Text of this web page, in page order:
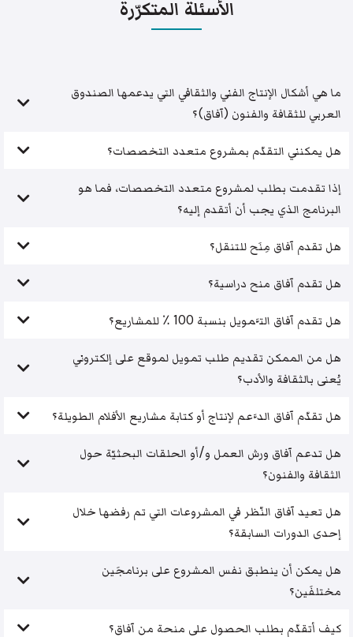
الأسئلة المتكرّرة
ما هي أشكال الإنتاج الفني والثقافي التي يدعمها الصندوق
العربي للثقافة والفنون (آفاق)؟
هل يمكنني التقدّم بمشروع متعدد التخصصات؟
إذا تقدمت بطلب لمشروع متعدد التخصصات، فما هو
البرنامج الذي يجب أن أتقدم إليه؟
هل تقدم آفاق مِنَح للتنقل؟
هل تقدم آفاق منح دراسية؟
هل تقدم آفاق التَّمويل بنسبة 100 ٪ للمشاريع؟
هل من الممكن تقديم طلب تمويل لموقع على إلكتروني
يُعنى بالثقافة والأدب؟
هل تقدّم آفاق الدَّعم لإنتاج أو كتابة مشاريع الأفلام الطويلة؟
هل تدعم آفاق ورش العمل و/أو الحلقات البحثيّة حول
الثقافة والفنون؟
هل تعيد آفاق النّظر في المشروعات التي تم رفضها خلال
إحدى الدورات السابقة؟
هل يمكن أن ينطبق نفس المشروع على برنامجَين
مختلفَين؟
كيف أتقدّم بطلب الحصول على منحة من آفاق؟